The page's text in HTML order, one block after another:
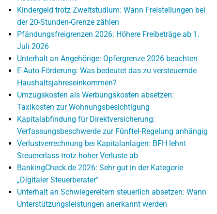
Kindergeld trotz Zweitstudium: Wann Freistellungen bei
der 20-Stunden-Grenze zählen
Pfändungsfreigrenzen 2026: Höhere Freibeträge ab 1.
Juli 2026
Unterhalt an Angehörige: Opfergrenze 2026 beachten
E-Auto-Förderung: Was bedeutet das zu versteuernde
Haushaltsjahreseinkommen?
Umzugskosten als Werbungskosten absetzen:
Taxikosten zur Wohnungsbesichtigung
Kapitalabfindung für Direktversicherung:
Verfassungsbeschwerde zur Fünftel-Regelung anhängig
Verlustverrechnung bei Kapitalanlagen: BFH lehnt
Steuererlass trotz hoher Verluste ab
BankingCheck.de 2026: Sehr gut in der Kategorie
„Digitaler Steuerberater“
Unterhalt an Schwiegereltern steuerlich absetzen: Wann
Unterstützungsleistungen anerkannt werden